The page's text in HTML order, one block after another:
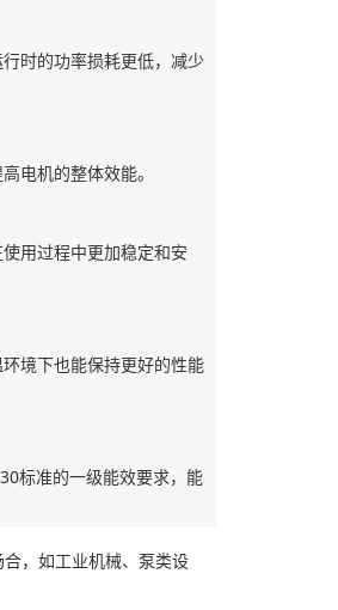
时的功率损耗更低，减少
电机的整体效能。
用过程中更加稳定和安
境下也能保持更好的性能
标准的一级能效要求，能
，如工业机械、泵类设